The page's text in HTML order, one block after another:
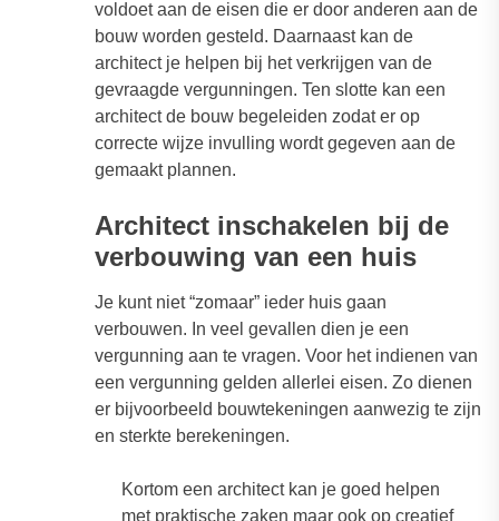
voldoet aan de eisen die er door anderen aan de
bouw worden gesteld. Daarnaast kan de
architect je helpen bij het verkrijgen van de
gevraagde vergunningen. Ten slotte kan een
architect de bouw begeleiden zodat er op
correcte wijze invulling wordt gegeven aan de
gemaakt plannen.
Architect inschakelen bij de
verbouwing van een huis
Je kunt niet “zomaar” ieder huis gaan
verbouwen. In veel gevallen dien je een
vergunning aan te vragen. Voor het indienen van
een vergunning gelden allerlei eisen. Zo dienen
er bijvoorbeeld bouwtekeningen aanwezig te zijn
en sterkte berekeningen.
Kortom een architect kan je goed helpen
met praktische zaken maar ook op creatief